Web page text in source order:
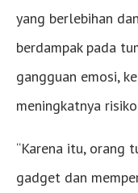
yang berlebihan
berdampak pada
gangguan emosi,
meningkatnya
“Karena itu, orang
gadget dan